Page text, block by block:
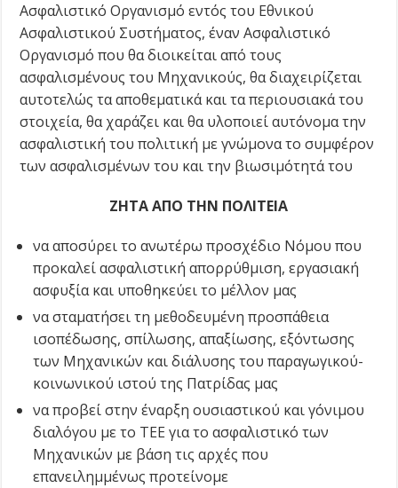
Ασφαλιστικό Οργανισμό εντός του Εθνικού
Ασφαλιστικού Συστήματος, έναν Ασφαλιστικό
Οργανισμό που θα διοικείται από τους
ασφαλισμένους του Μηχανικούς, θα διαχειρίζεται
αυτοτελώς τα αποθεματικά και τα περιουσιακά του
στοιχεία, θα χαράζει και θα υλοποιεί αυτόνομα την
ασφαλιστική του πολιτική με γνώμονα το συμφέρον
των ασφαλισμένων του και την βιωσιμότητά του
ΖΗΤΑ ΑΠΟ ΤΗΝ ΠΟΛΙΤΕΙΑ
να αποσύρει το ανωτέρω προσχέδιο Νόμου που
προκαλεί ασφαλιστική απορρύθμιση, εργασιακή
ασφυξία και υποθηκεύει το μέλλον μας
να σταματήσει τη μεθοδευμένη προσπάθεια
ισοπέδωσης, σπίλωσης, απαξίωσης, εξόντωσης
των Μηχανικών και διάλυσης του παραγωγικού-
κοινωνικού ιστού της Πατρίδας μας
να προβεί στην έναρξη ουσιαστικού και γόνιμου
διαλόγου με το ΤΕΕ για το ασφαλιστικό των
Μηχανικών με βάση τις αρχές που
επανειλημμένως προτείνομε